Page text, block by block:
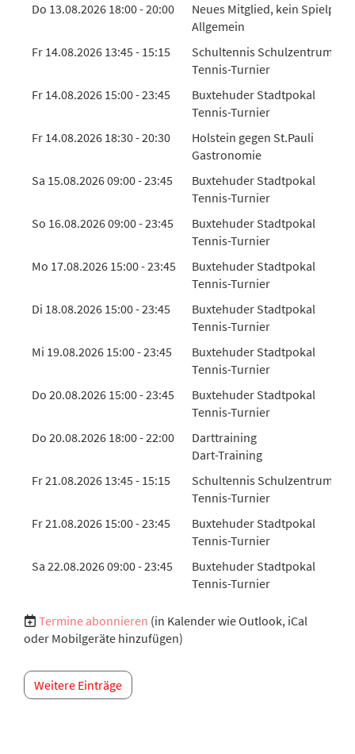
Do 13.08.2026 18:00 - 20:00
Neues Mitglied, kein
Allgemein
Fr 14.08.2026 13:45 - 15:15
Schultennis Schulzentrum
Tennis-Turnier
Fr 14.08.2026 15:00 - 23:45
Buxtehuder Stadtpokal
Tennis-Turnier
Fr 14.08.2026 18:30 - 20:30
Holstein gegen St.Pauli
Gastronomie
Sa 15.08.2026 09:00 - 23:45
Buxtehuder Stadtpokal
Tennis-Turnier
So 16.08.2026 09:00 - 23:45
Buxtehuder Stadtpokal
Tennis-Turnier
Mo 17.08.2026 15:00 - 23:45
Buxtehuder Stadtpokal
Tennis-Turnier
Di 18.08.2026 15:00 - 23:45
Buxtehuder Stadtpokal
Tennis-Turnier
Mi 19.08.2026 15:00 - 23:45
Buxtehuder Stadtpokal
Tennis-Turnier
Do 20.08.2026 15:00 - 23:45
Buxtehuder Stadtpokal
Tennis-Turnier
Do 20.08.2026 18:00 - 22:00
Darttraining
Dart-Training
Fr 21.08.2026 13:45 - 15:15
Schultennis Schulzentrum
Tennis-Turnier
Fr 21.08.2026 15:00 - 23:45
Buxtehuder Stadtpokal
Tennis-Turnier
Sa 22.08.2026 09:00 - 23:45
Buxtehuder Stadtpokal
Tennis-Turnier
Termine abonnieren (in Kalender wie Outlook, iCal
oder Mobilgeräte hinzufügen)
Weitere Einträge